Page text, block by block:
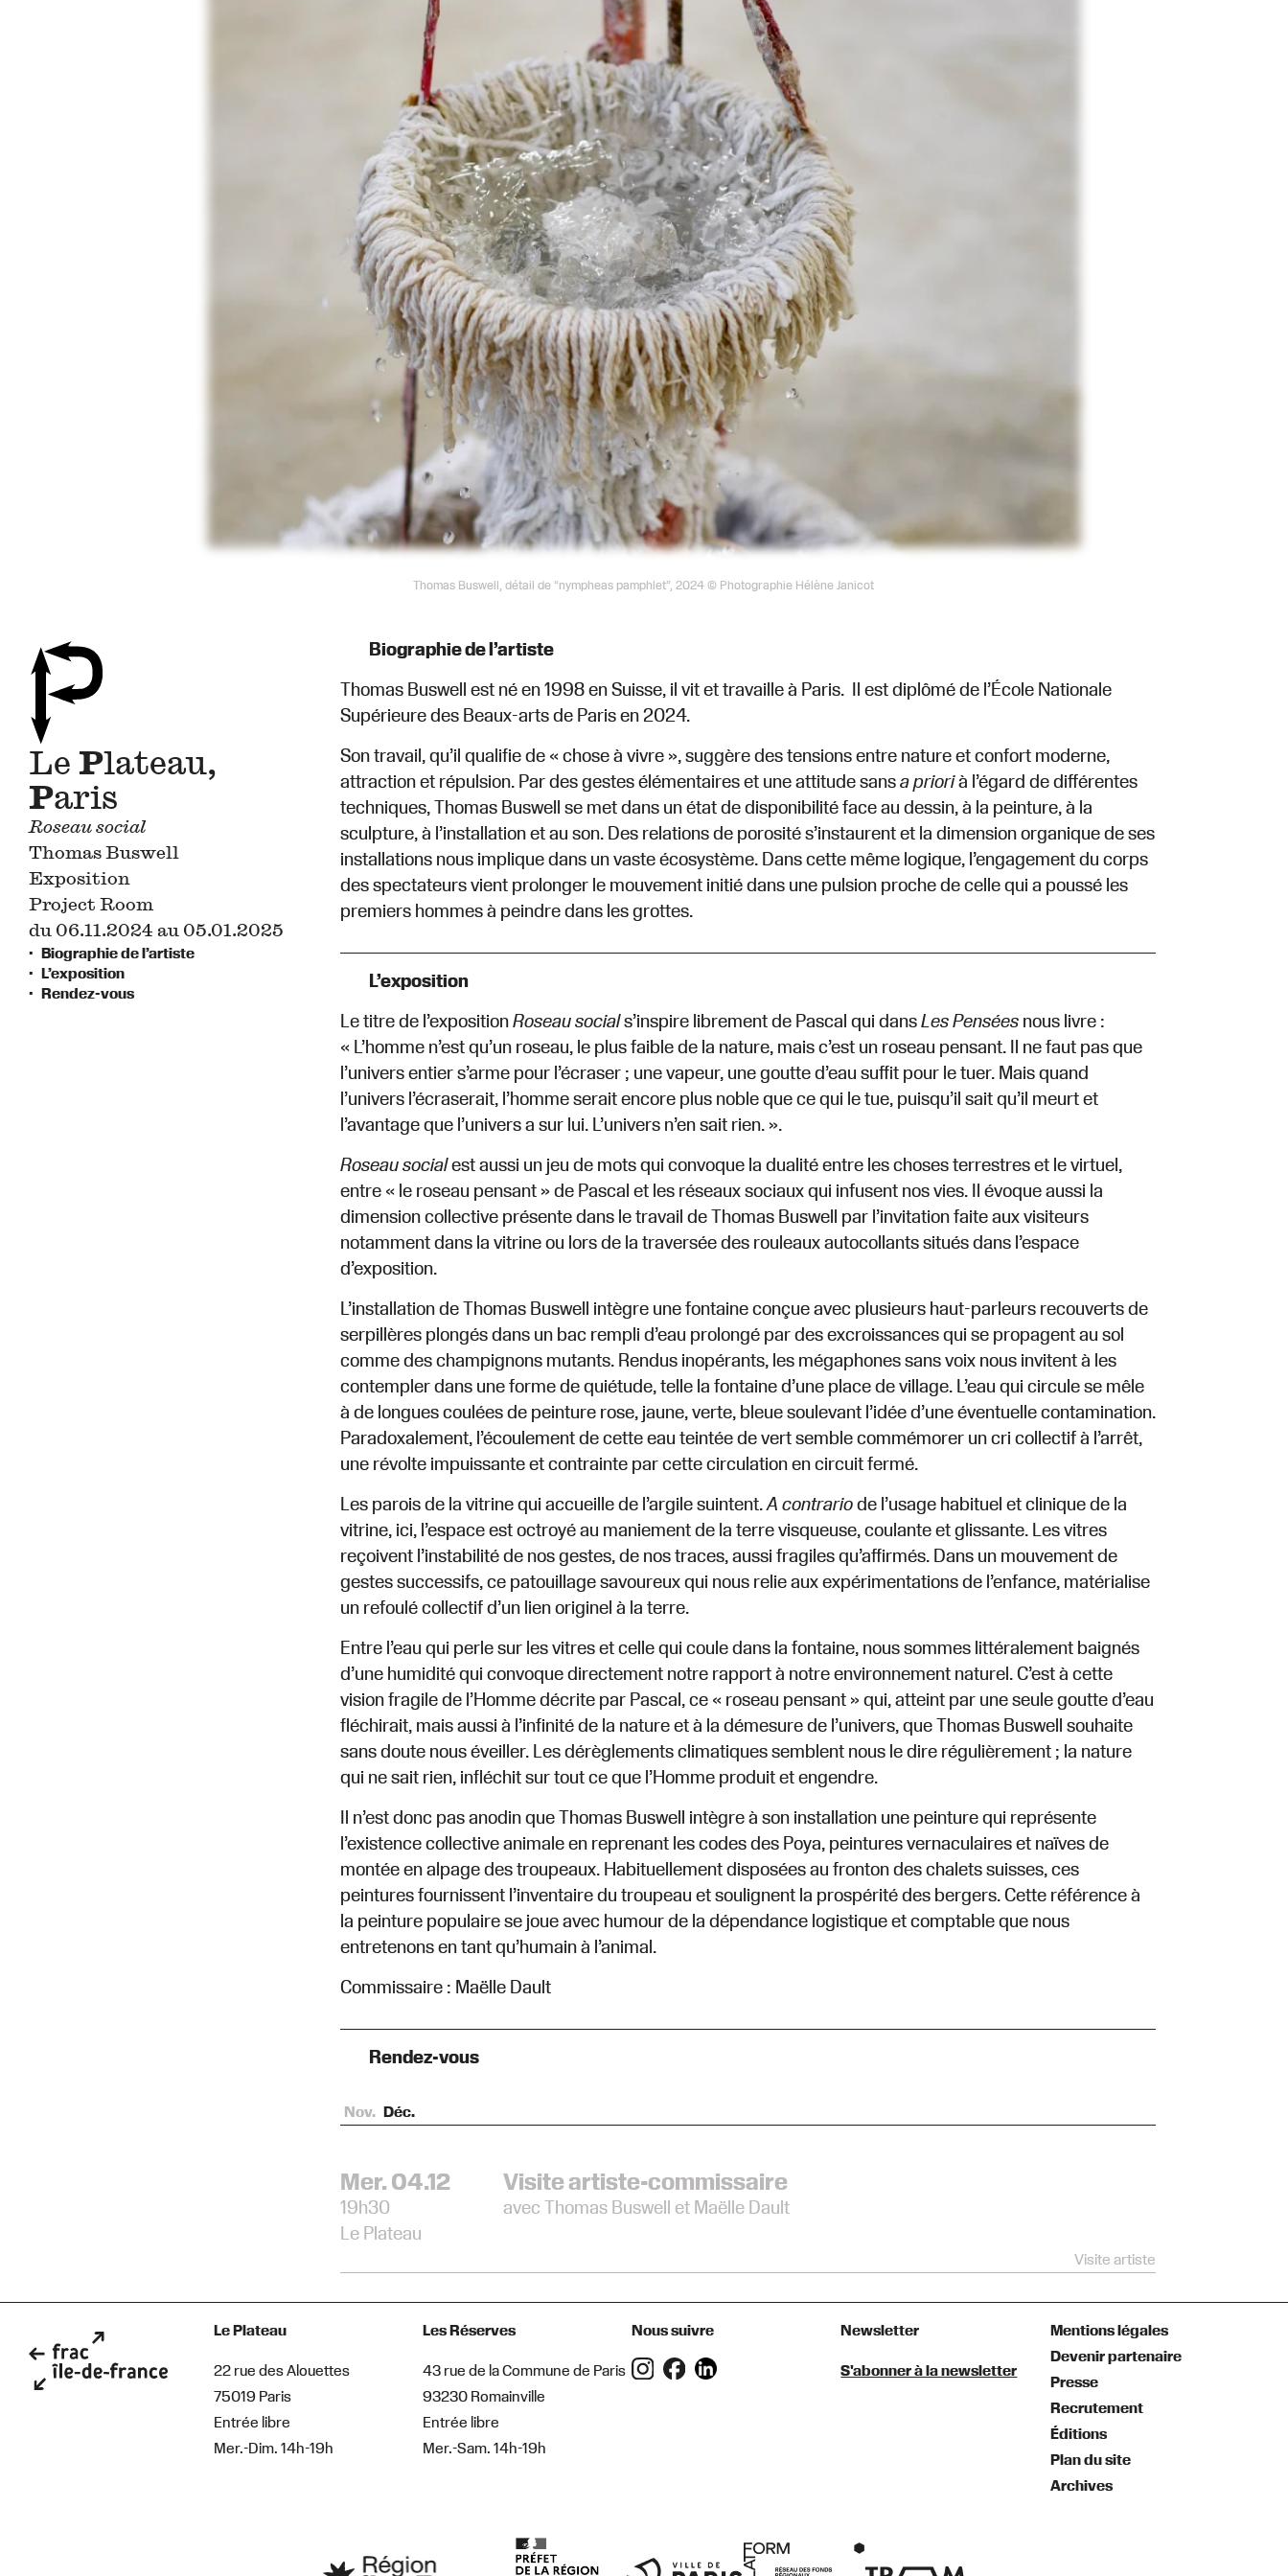
Thomas Buswell, détail de “nympheas pamphlet”, 2024 © Photographie Hélène Janicot
Le Plateau,
Paris
Roseau social
Thomas Buswell
Exposition
Project Room
du 06.11.2024 au 05.01.2025
Biographie de l’artiste
L’exposition
Rendez-vous
Biographie de l’artiste
Thomas Buswell est né en 1998 en Suisse, il vit et travaille à Paris. Il est diplômé de l’École Nationale
Supérieure des Beaux-arts de Paris en 2024.
Son travail, qu’il qualifie de « chose à vivre », suggère des tensions entre nature et confort moderne,
attraction et répulsion. Par des gestes élémentaires et une attitude sansa priorià l’égard de différentes
techniques, Thomas Buswell se met dans un état de disponibilité face au dessin, à la peinture, à la
sculpture, à l’installation et au son. Des relations de porosité s’instaurent et la dimension organique de ses
installations nous implique dans un vaste écosystème. Dans cette même logique, l’engagement du corps
des spectateurs vient prolonger le mouvement initié dans une pulsion proche de celle qui a poussé les
premiers hommes à peindre dans les grottes.
L’exposition
Le titre de l’expositionRoseau socials’inspire librement de Pascal qui dansLes Penséesnous livre :
« L’homme n’est qu’un roseau, le plus faible de la nature, mais c’est un roseau pensant. Il ne faut pas que
l’univers entier s’arme pour l’écraser ; une vapeur, une goutte d’eau suffit pour le tuer. Mais quand
l’univers l’écraserait, l’homme serait encore plus noble que ce qui le tue, puisqu’il sait qu’il meurt et
l’avantage que l’univers a sur lui. L’univers n’en sait rien. ».
Roseau socialest aussi un jeu de mots qui convoque la dualité entre les choses terrestres et le virtuel,
entre « le roseau pensant » de Pascal et les réseaux sociaux qui infusent nos vies. Il évoque aussi la
dimension collective présente dans le travail de Thomas Buswell par l’invitation faite aux visiteurs
notamment dans la vitrine ou lors de la traversée des rouleaux autocollants situés dans l’espace
d’exposition.
L’installation de Thomas Buswell intègre une fontaine conçue avec plusieurs haut-parleurs recouverts de
serpillères plongés dans un bac rempli d’eau prolongé par des excroissances qui se propagent au sol
comme des champignons mutants. Rendus inopérants, les mégaphones sans voix nous invitent à les
contempler dans une forme de quiétude, telle la fontaine d’une place de village. L’eau qui circule se mêle
à de longues coulées de peinture rose, jaune, verte, bleue soulevant l’idée d’une éventuelle contamination.
Paradoxalement, l’écoulement de cette eau teintée de vert semble commémorer un cri collectif à l’arrêt,
une révolte impuissante et contrainte par cette circulation en circuit fermé.
Les parois de la vitrine qui accueille de l’argile suintent.A contrariode l’usage habituel et clinique de la
vitrine, ici, l’espace est octroyé au maniement de la terre visqueuse, coulante et glissante. Les vitres
reçoivent l’instabilité de nos gestes, de nos traces, aussi fragiles qu’affirmés. Dans un mouvement de
gestes successifs, ce patouillage savoureux qui nous relie aux expérimentations de l’enfance, matérialise
un refoulé collectif d’un lien originel à la terre.
Entre l’eau qui perle sur les vitres et celle qui coule dans la fontaine, nous sommes littéralement baignés
d’une humidité qui convoque directement notre rapport à notre environnement naturel. C’est à cette
vision fragile de l’Homme décrite par Pascal, ce « roseau pensant » qui, atteint par une seule goutte d’eau
fléchirait, mais aussi à l’infinité de la nature et à la démesure de l’univers, que Thomas Buswell souhaite
sans doute nous éveiller. Les dérèglements climatiques semblent nous le dire régulièrement ; la nature
qui ne sait rien, infléchit sur tout ce que l’Homme produit et engendre.
Il n’est donc pas anodin que Thomas Buswell intègre à son installation une peinture qui représente
l’existence collective animale en reprenant les codes des Poya, peintures vernaculaires et naïves de
montée en alpage des troupeaux. Habituellement disposées au fronton des chalets suisses, ces
peintures fournissent l’inventaire du troupeau et soulignent la prospérité des bergers. Cette référence à
la peinture populaire se joue avec humour de la dépendance logistique et comptable que nous
entretenons en tant qu’humain à l’animal.
Commissaire : Maëlle Dault
Rendez-vous
Nov. Déc.
Mer. 06.11
18h00 – 21h00
Le Plateau
Vernissage : Roseau Social
Vernissage
Mer. 04.12
19h30
Le Plateau
Visite artiste-commissaire
avec Thomas Buswell et Maëlle Dault
Visite artiste
Le Plateau
22 rue des Alouettes
75019 Paris
Entrée libre
Mer.-Dim. 14h-19h
Les Réserves
43 rue de la Commune de Paris
93230 Romainville
Entrée libre
Mer.-Sam. 14h-19h
Nous suivre Newsletter
S'abonner à la newsletter
Mentions légales
Devenir partenaire
Presse
Recrutement
Éditions
Plan du site
Archives